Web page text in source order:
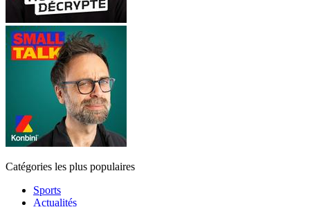
Catégories les plus populaires
Sports
Actualités